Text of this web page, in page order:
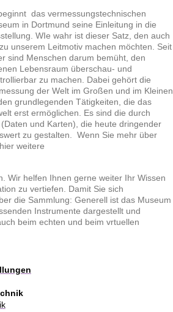
das vermessungstechnischen
in Dortmund seine Einleitung in die
WIe wahr ist dieser Satz, den auch
unserem Leitmotiv machen möchten. Seit
sind Menschen darum bemüht, den
Lebensraum überschau- und
zu machen. Dabei gehört die
der Welt im Großen und im Kleinen
grundlegenden Tätigkeiten, die das
erst ermöglichen. Es sind die durch
und Karten), die heute dringender
zu gestalten. Wenn Sie mehr über
weitere
Wir helfen Ihnen gerne weiter Ihr Wissen
zu vertiefen. Damit Sie sich
die Sammlung: Generell ist das Museum
Instrumente dargestellt und
beim echten und beim vrtuellen